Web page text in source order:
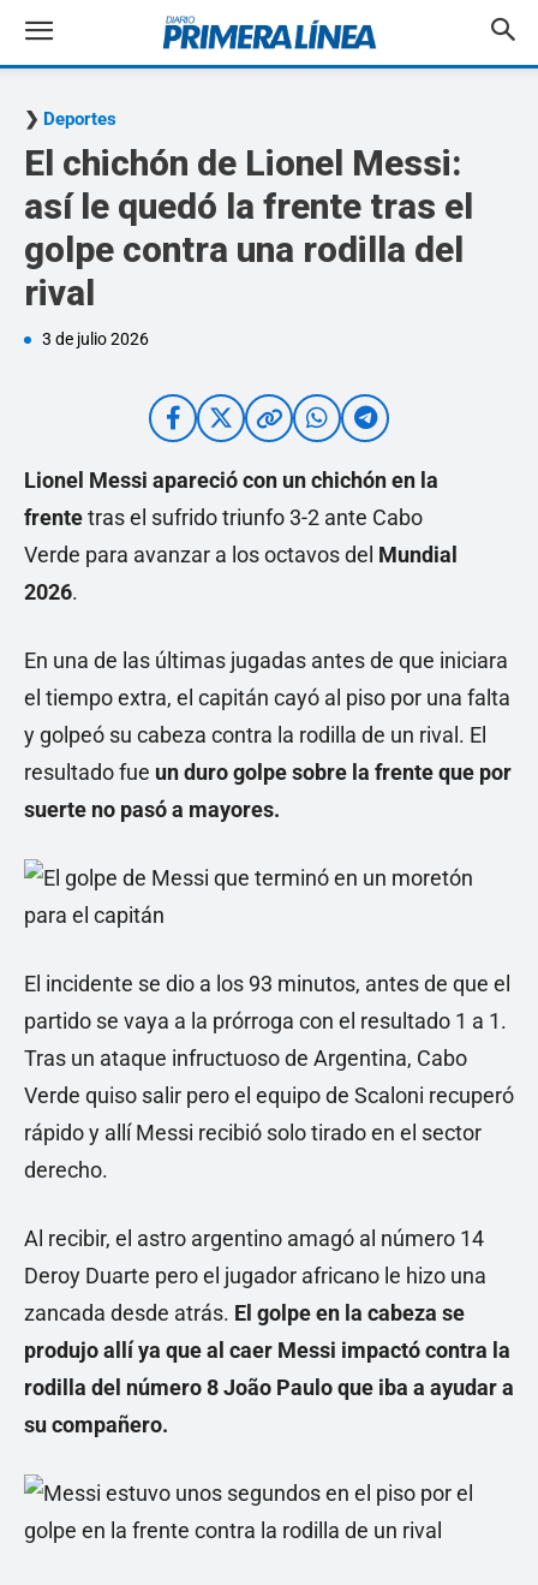
Deportes
El chichón de Lionel Messi:
así le quedó la frente tras el
golpe contra una rodilla del
rival
3 de julio 2026
Lionel Messi apareció con un chichón en la
frentetras el sufrido triunfo 3-2 ante Cabo
Verde para avanzar a los octavos del Mundial
2026.
En una de las últimas jugadas antes de que iniciara
el tiempo extra, el capitán cayó al piso por una falta
y golpeó su cabeza contra la rodilla de un rival. El
resultado fue un duro golpe sobre la frente que por
suerte no pasó a mayores.
El incidente se dio a los 93 minutos, antes de que el
partido se vaya a la prórroga con el resultado 1 a 1.
Tras un ataque infructuoso de Argentina, Cabo
Verde quiso salir pero el equipo de Scaloni recuperó
rápido y allí Messi recibió solo tirado en el sector
derecho.
Al recibir, el astro argentino amagó al número 14
Deroy Duarte pero el jugador africano le hizo una
zancada desde atrás. El golpe en la cabeza se
produjo allí ya que al caer Messi impactó contra la
rodilla del número 8 João Paulo que iba a ayudar a
su compañero.